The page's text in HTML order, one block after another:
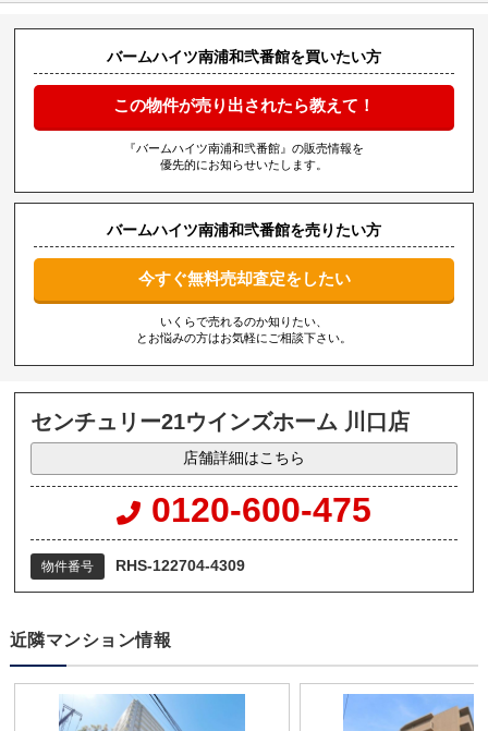
バームハイツ南浦和弐番館を買いたい方
この物件が売り出されたら教えて！
『バームハイツ南浦和弐番館』の販売情報を
優先的にお知らせいたします。
バームハイツ南浦和弐番館を売りたい方
今すぐ無料売却査定をしたい
いくらで売れるのか知りたい、
とお悩みの方はお気軽にご相談下さい。
センチュリー21ウインズホーム 川口店
店舗詳細はこちら
0120-600-475
物件番号 RHS-122704-4309
近隣マンション情報